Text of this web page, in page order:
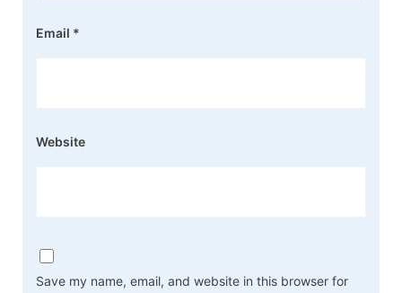
Email *
Website
Save my name, email, and website in this browser for